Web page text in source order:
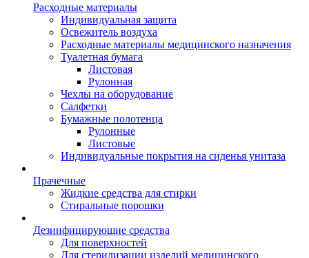
Расходные материалы
Индивидуальная защита
Освежитель воздуха
Расходные материалы медицинского назначения
Туалетная бумага
Листовая
Рулонная
Чехлы на оборудование
Салфетки
Бумажные полотенца
Рулонные
Листовые
Индивидуальные покрытия на сиденья унитаза
Прачечные
Жидкие средства для стирки
Стиральные порошки
Дезинфицирующие средства
Для поверхностей
Для стерилизации изделий медицинского